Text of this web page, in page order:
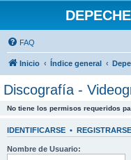
FAQ
Inicio Índice general
Discografía -
No tiene los permisos requeridos
IDENTIFICARSE • REGISTRARSE
Nombre de Usuario: